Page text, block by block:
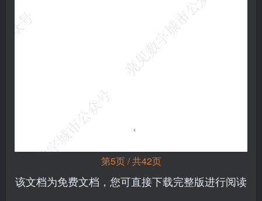
第5页 / 共42页
该文档为免费文档，您可直接下载完整版进行阅读